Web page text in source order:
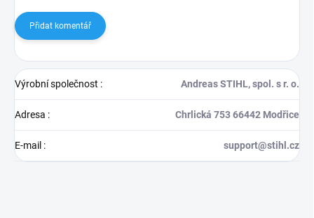
Přidat komentář
Výrobní společnost : Andreas STIHL, spol. s r. o.
Adresa : Chrlická 753 66442 Modřice
E-mail : support@stihl.cz